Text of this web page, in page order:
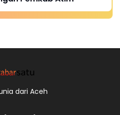
dari Aceh